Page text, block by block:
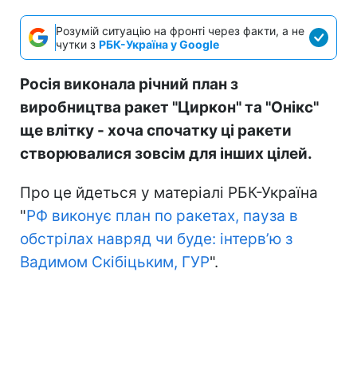
Розумій ситуацію на фронті через факти, а не
чутки з РБК-Україна у Google
Росія виконала річний план з
виробництва ракет "Циркон" та "Онікс"
ще влітку - хоча спочатку ці ракети
створювалися зовсім для інших цілей.
Про це йдеться у матеріалі РБК-Україна
"РФ виконує план по ракетах, пауза в
обстрілах навряд чи буде: інтервʼю з
Вадимом Скібіцьким, ГУР".